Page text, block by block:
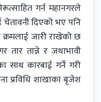
गर्न महानगरले
दिएको भए पनि
जारी राखेको छ
तार तान्ने र जथाभावी
साथ कारबाई गर्ने गरी
प्रविधि शाखाका बृजेश